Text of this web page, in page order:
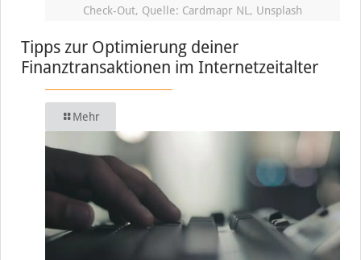
Check-Out, Quelle: Cardmapr NL, Unsplash
Tipps zur Optimierung deiner
Finanztransaktionen im Internetzeitalter
Mehr